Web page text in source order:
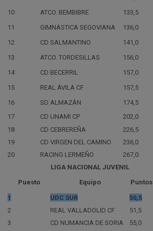
10
ATCO. BEMBIBRE
133,5
11
GIMNÁSTICA SEGOVIANA
136,0
12
CD SALMANTINO
141,0
13
ATCO. TORDESILLAS
156,0
14
CD BECERRIL
157,0
15
REAL ÁVILA CF
157,5
16
SD ALMAZÁN
174,5
17
CD UNAMI CP
202,0
18
CD CEBREREÑA
226,5
19
CD VIRGEN DEL CAMINO
236,0
20
RACING LERMEÑO
267,0
LIGA NACIONAL JUVENIL
Puesto
Equipo Puntos
1 UDC SUR
50,5
2
REAL VALLADOLID CF
51,5
3
CD NUMANCIA DE SORIA 55,0